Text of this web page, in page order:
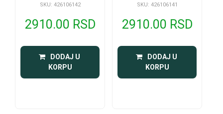
SKU: 426106142
2910.00 RSD
DODAJ U
KORPU
SKU: 426106141
2910.00 RSD
DODAJ U
KORPU